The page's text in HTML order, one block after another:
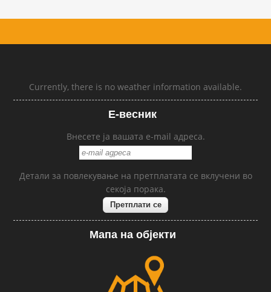
Currently, there is no weather information available.
Е-весник
Внесете ја вашата e-mail адреса.
Детали за повлекување на претплатата се вклучени во
секоја порака.
Мапа на објекти